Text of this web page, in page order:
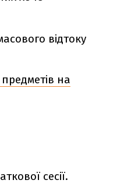
відтоку
на
сесії.